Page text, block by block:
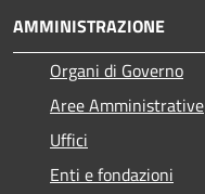
AMMINISTRAZIONE
Organi di Governo
Aree Amministrative
Uffici
Enti e fondazioni